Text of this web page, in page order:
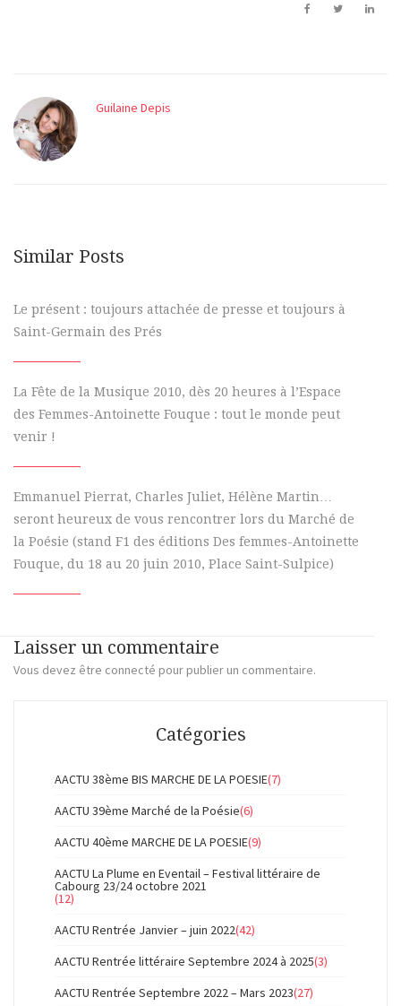
Guilaine Depis
Similar Posts
Le présent : toujours attachée de presse et toujours à
Saint-Germain des Prés
La Fête de la Musique 2010, dès 20 heures à l’Espace
des Femmes-Antoinette Fouque : tout le monde peut
venir !
Emmanuel Pierrat, Charles Juliet, Hélène Martin…
seront heureux de vous rencontrer lors du Marché de
la Poésie (stand F1 des éditions Des femmes-Antoinette
Fouque, du 18 au 20 juin 2010, Place Saint-Sulpice)
Laisser un commentaire
Vous devez être connecté pour publier un commentaire.
Catégories
AACTU 38ème BIS MARCHE DE LA POESIE(7)
AACTU 39ème Marché de la Poésie(6)
AACTU 40ème MARCHE DE LA POESIE(9)
AACTU La Plume en Eventail – Festival littéraire de
Cabourg 23/24 octobre 2021
(12)
AACTU Rentrée Janvier – juin 2022(42)
AACTU Rentrée littéraire Septembre 2024 à 2025(3)
AACTU Rentrée Septembre 2022 – Mars 2023(27)